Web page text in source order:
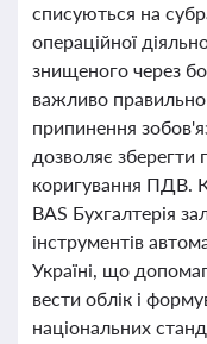
списуються на
операційної
знищеного через
важливо
припинення
дозволяє зберегти
коригування ПДВ.
BAS Бухгалтерія
інструментів
Україні, що
вести облік і
національних